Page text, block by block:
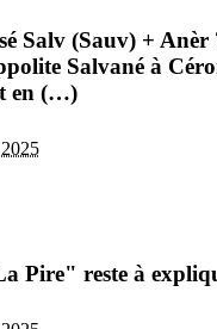
Salv (Sauv) + Anèr
Salvané à
en (…)
Pire" reste à